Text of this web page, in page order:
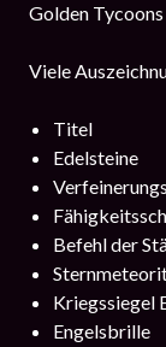
Golden
Viele
Titel
Edelsteine
Befehl der
Kriegssiegel
Engelsbrille